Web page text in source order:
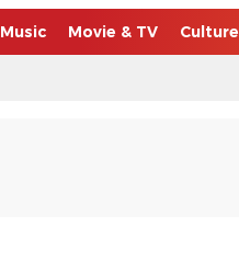
Music Movie & TV Culture